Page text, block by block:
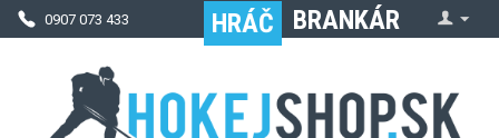
0907 073 433
08:00-16:00 hod
HRÁČ BRANKÁR